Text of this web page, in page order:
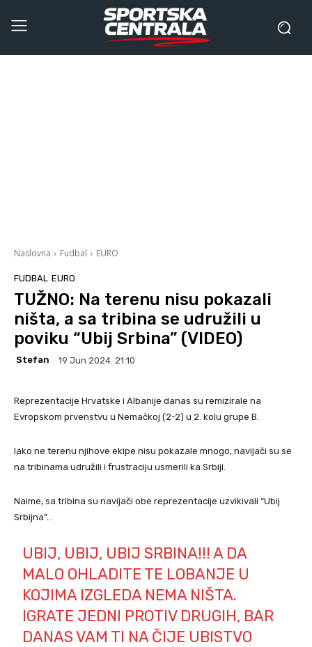
Naslovna Fudbal EURO
FUDBAL EURO
TUŽNO: Na terenu nisu pokazali
ništa, a sa tribina se udružili u
poviku “Ubij Srbina” (VIDEO)
Stefan 19 Jun 2024. 21:10
Reprezentacije Hrvatske i Albanije danas su remizirale na
Evropskom prvenstvu u Nemačkoj (2-2) u 2. kolu grupe B.
Iako ne terenu njihove ekipe nisu pokazale mnogo, navijači su se
na tribinama udružili i frustraciju usmerili ka Srbiji.
Naime, sa tribina su navijači obe reprezentacije uzvikivali “Ubij
Srbijna”…
UBIJ, UBIJ, UBIJ SRBINA!!! A DA
MALO OHLADITE TE LOBANJE U
KOJIMA IZGLEDA NEMA NIŠTA.
IGRATE JEDNI PROTIV DRUGIH, BAR
DANAS VAM TI NA ČIJE UBISTVO